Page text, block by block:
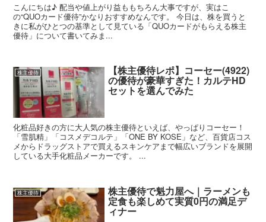
こんにちは♪ 配当や値上がり益ももちろん大事ですが、実はこ
の“QUOカード優待”かなりおすすめなんです。 今日は、株を買うと
きに私がひとつの基準として見ている「QUOカードがもらえる株主
優待」について書いてみま...
株主優待 【株主優待レポ】コーセー(4922)
の優待が豪華すぎた！カルテHD
セットを選んでみた
化粧品好きの方に大人気の株主優待といえば、やっぱりコーセー！
「雪肌精」「コスメデコルテ」「ONE BY KOSE」など、百貨店コス
メからドラッグストアで買えるスキンケアまで幅広いブランドを展開
している大手化粧品メーカーです。 ...
株主優待 株主優待で魁力屋へ｜ラーメンも
定食も楽しめて実質0円の満足デ
ィナー